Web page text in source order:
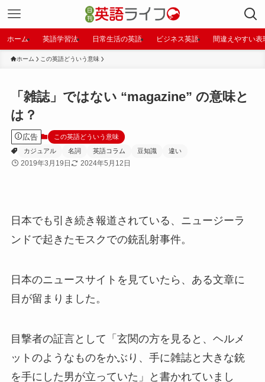
ホーム 英語学習法 日常生活の英語 ビジネス英語 間違えやすい表
ホーム この英語どういう意味
「雑誌」ではない “magazine” の意味と
は？
広告
この英語どういう意味
カジュアル
名詞 英語コラム 豆知識 違い
2019年3月19日 2024年5月12日
日本でも引き続き報道されている、ニュージーラ
ンドで起きたモスクでの銃乱射事件。
日本のニュースサイトを見ていたら、ある文章に
目が留まりました。
目撃者の証言として「玄関の方を見ると、ヘルメ
ットのようなものをかぶり、手に雑誌と大きな銃
を手にした男が立っていた」と書かれていまし